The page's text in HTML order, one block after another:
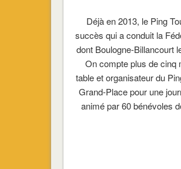
Déjà en 2013, le Ping
succès qui a conduit la
dont Boulogne-Billancourt
On compte plus de cinq
table et organisateur du
Grand-Place pour une
animé par 60 bénévoles